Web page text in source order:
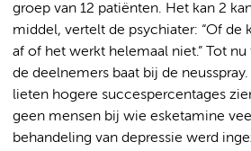
groep van 12 patiënten. Het kan 2
middel, vertelt de psychiater: “Of de
af of het werkt helemaal niet.” Tot
de deelnemers baat bij de neusspray.
lieten hogere succespercentages
geen mensen bij wie esketamine
behandeling van depressie werd